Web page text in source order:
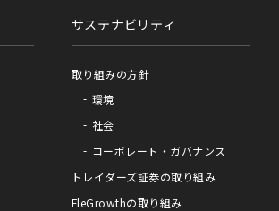
サステナビリティ
取り組みの方針
環境
社会
コーポレート・ガバナンス
トレイダーズ証券の取り組み
FleGrowthの取り組み